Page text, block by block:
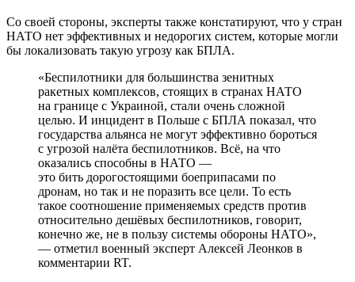
Со своей стороны, эксперты также констатируют, что у стран
НАТО нет эффективных и недорогих систем, которые могли
бы локализовать такую угрозу как БПЛА.
«Беспилотники для большинства зенитных
ракетных комплексов, стоящих в странах НАТО
на границе с Украиной, стали очень сложной
целью. И инцидент в Польше с БПЛА показал, что
государства альянса не могут эффективно бороться
с угрозой налёта беспилотников. Всё, на что
оказались способны в НАТО —
это бить дорогостоящими боеприпасами по
дронам, но так и не поразить все цели. То есть
такое соотношение применяемых средств против
относительно дешёвых беспилотников, говорит,
конечно же, не в пользу системы обороны НАТО»,
— отметил военный эксперт Алексей Леонков в
комментарии RT.